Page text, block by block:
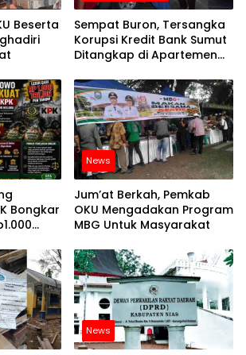
Beserta
Sempat Buron, Tersangka
Korupsi Kredit Bank Sumut
Ditangkap di Apartemen
Bongkar
News
Jum’at Berkah, Pemkab
OKU Mengadakan Program
MBG Untuk Masyarakat
News